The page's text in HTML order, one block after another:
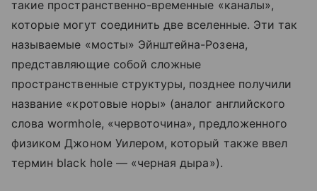
такие пространственно-временные «каналы»,
которые могут соединить две вселенные. Эти так
называемые «мосты» Эйнштейна-Розена,
представляющие собой сложные
пространственные структуры, позднее получили
название «кротовые норы» (аналог английского
слова wormhole, «червоточина», предложенного
физиком Джоном Уилером, который также ввел
термин black hole — «черная дыра»).